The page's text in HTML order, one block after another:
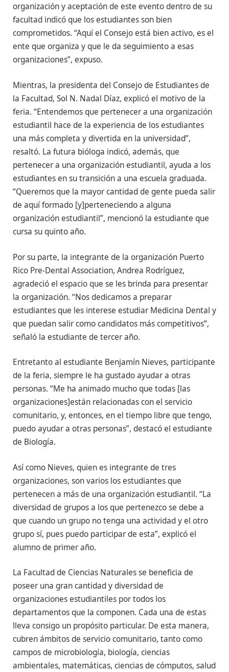
organización y aceptación de este evento dentro de su
facultad indicó que los estudiantes son bien
comprometidos. “Aquí el Consejo está bien activo, es el
ente que organiza y que le da seguimiento a esas
organizaciones”, expuso.
Mientras, la presidenta del Consejo de Estudiantes de
la Facultad, Sol N. Nadal Díaz, explicó el motivo de la
feria. “Entendemos que pertenecer a una organización
estudiantil hace de la experiencia de los estudiantes
una más completa y divertida en la universidad”,
resaltó. La futura bióloga indicó, además, que
pertenecer a una organización estudiantil, ayuda a los
estudiantes en su transición a una escuela graduada.
“Queremos que la mayor cantidad de gente pueda salir
de aquí formado [y]perteneciendo a alguna
organización estudiantil”, mencionó la estudiante que
cursa su quinto año.
Por su parte, la integrante de la organización Puerto
Rico Pre-Dental Association, Andrea Rodríguez,
agradeció el espacio que se les brinda para presentar
la organización. “Nos dedicamos a preparar
estudiantes que les interese estudiar Medicina Dental y
que puedan salir como candidatos más competitivos”,
señaló la estudiante de tercer año.
Entretanto al estudiante Benjamín Nieves, participante
de la feria, siempre le ha gustado ayudar a otras
personas. “Me ha animado mucho que todas [las
organizaciones]están relacionadas con el servicio
comunitario, y, entonces, en el tiempo libre que tengo,
puedo ayudar a otras personas”, destacó el estudiante
de Biología.
Así como Nieves, quien es integrante de tres
organizaciones, son varios los estudiantes que
pertenecen a más de una organización estudiantil. “La
diversidad de grupos a los que pertenezco se debe a
que cuando un grupo no tenga una actividad y el otro
grupo sí, pues puedo participar de esta”, explicó el
alumno de primer año.
La Facultad de Ciencias Naturales se beneficia de
poseer una gran cantidad y diversidad de
organizaciones estudiantiles por todos los
departamentos que la componen. Cada una de estas
lleva consigo un propósito particular. De esta manera,
cubren ámbitos de servicio comunitario, tanto como
campos de microbiología, biología, ciencias
ambientales, matemáticas, ciencias de cómputos, salud